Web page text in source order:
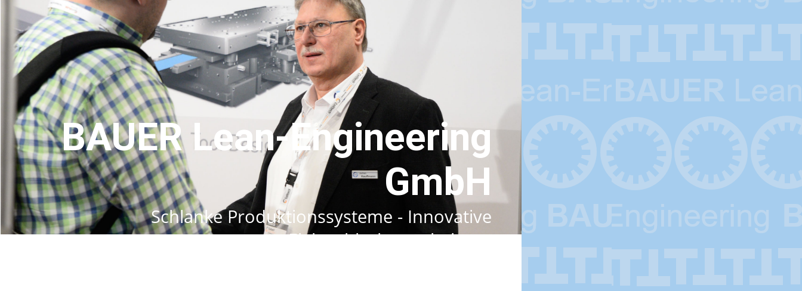
BAUER Lean-Engineering
GmbH
Schlanke Produktionssysteme - Innovative
Elektroblechverarbeitung